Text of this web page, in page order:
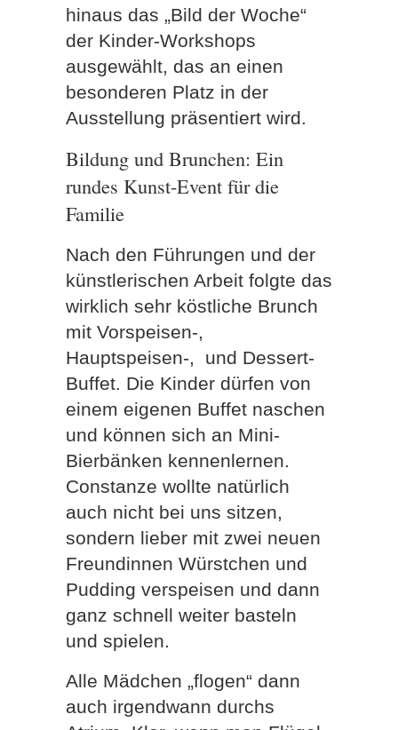
hinaus das „Bild der Woche“
der Kinder-Workshops
ausgewählt, das an einen
besonderen Platz in der
Ausstellung präsentiert wird.
Bildung und Brunchen: Ein
rundes Kunst-Event für die
Familie
Nach den Führungen und der
künstlerischen Arbeit folgte das
wirklich sehr köstliche Brunch
mit Vorspeisen-,
Hauptspeisen-, und Dessert-
Buffet. Die Kinder dürfen von
einem eigenen Buffet naschen
und können sich an Mini-
Bierbänken kennenlernen.
Constanze wollte natürlich
auch nicht bei uns sitzen,
sondern lieber mit zwei neuen
Freundinnen Würstchen und
Pudding verspeisen und dann
ganz schnell weiter basteln
und spielen.
Alle Mädchen „flogen“ dann
auch irgendwann durchs